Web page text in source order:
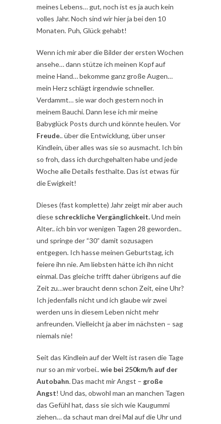
meines Lebens… gut, noch ist es ja auch kein
volles Jahr. Noch sind wir hier ja bei den 10
Monaten. Puh, Glück gehabt!
Wenn ich mir aber die Bilder der ersten Wochen
ansehe… dann stütze ich meinen Kopf auf
meine Hand… bekomme ganz große Augen…
mein Herz schlägt irgendwie schneller.
Verdammt… sie war doch gestern noch in
meinem Bauchi. Dann lese ich mir meine
Babyglück Posts durch und könnte heulen. Vor
Freude.. über die Entwicklung, über unser
Kindlein, über alles was sie so ausmacht. Ich bin
so froh, dass ich durchgehalten habe und jede
Woche alle Details festhalte. Das ist etwas für
die Ewigkeit!
Dieses (fast komplette) Jahr zeigt mir aber auch
diese schreckliche Vergänglichkeit.Und mein
Alter.. ich bin vor wenigen Tagen 28 geworden..
und springe der “30” damit sozusagen
entgegen. Ich hasse meinen Geburtstag, ich
feiere ihn nie. Am liebsten hätte ich ihn nicht
einmal. Das gleiche trifft daher übrigens auf die
Zeit zu…wer braucht denn schon Zeit, eine Uhr?
Ich jedenfalls nicht und ich glaube wir zwei
werden uns in diesem Leben nicht mehr
anfreunden. Vielleicht ja aber im nächsten – sag
niemals nie!
Seit das Kindlein auf der Welt ist rasen die Tage
nur so an mir vorbei..wie bei 250km/h auf der
Autobahn. Das macht mir Angst – große
Angst! Und das, obwohl man an manchen Tagen
das Gefühl hat, dass sie sich wie Kaugummi
ziehen… da schaut man drei Mal auf die Uhr und